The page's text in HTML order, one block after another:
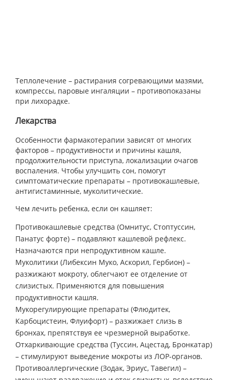
Теплолечение – растирания согревающими мазями,
компрессы, паровые ингаляции – противопоказаны
при лихорадке.
Лекарства
Особенности фармакотерапии зависят от многих
факторов – продуктивности и причины кашля,
продолжительности приступа, локализации очагов
воспаления. Чтобы улучшить сон, помогут
симптоматические препараты – противокашлевые,
антигистаминные, муколитические.
Чем лечить ребенка, если он кашляет:
Противокашлевые средства (Омнитус, Стоптуссин,
Панатус форте) – подавляют кашлевой рефлекс.
Назначаются при непродуктивном кашле.
Муколитики (Либексин Муко, Аскорил, Гербион) –
разжижают мокроту, облегчают ее отделение от
слизистых. Применяются для повышения
продуктивности кашля.
Мукорегулирующие препараты (Флюдитек,
Карбоцистеин, Флуифорт) – разжижает слизь в
бронхах, препятствуя ее чрезмерной выработке.
Отхаркивающие средства (Туссин, Ацестад, Бронкатар)
– стимулируют выведение мокроты из ЛОР-органов.
Противоаллергические (Зодак, Эриус, Тавегил) –